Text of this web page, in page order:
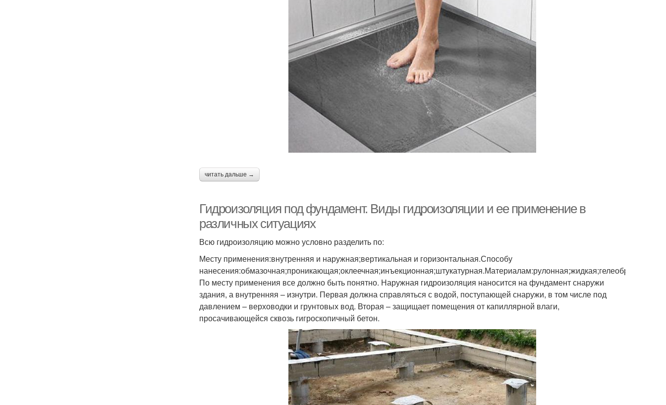
читать дальше →
Гидроизоляция под фундамент. Виды гидроизоляции и ее применение в
различных ситуациях
Всю гидроизоляцию можно условно разделить по:
Месту применения:внутренняя и наружная;вертикальная и горизонтальная.Способу
нанесения:обмазочная;проникающая;оклеечная;инъекционная;штукатурная.Материалам:рулонная;жидкая;гелеобразная.
По месту применения все должно быть понятно. Наружная гидроизоляция наносится на фундамент снаружи
здания, а внутренняя – изнутри. Первая должна справляться с водой, поступающей снаружи, в том числе под
давлением – верховодки и грунтовых вод. Вторая – защищает помещения от капиллярной влаги,
просачивающейся сквозь гигроскопичный бетон.